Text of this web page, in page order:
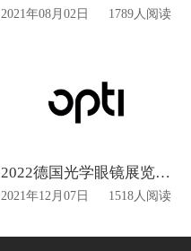
2021年08月02日 1789人阅读
2022德国光学眼镜展览会Opti延期到五月份
2021年12月07日 1518人阅读